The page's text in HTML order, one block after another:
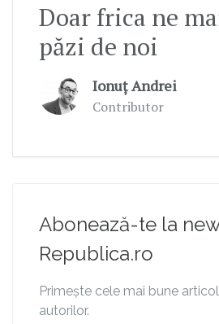
Doar frica ne
păzi de noi
Ionuț Andrei
Contributor
Abonează-te la
Republica.ro
Primește cele mai bune
autorilor.